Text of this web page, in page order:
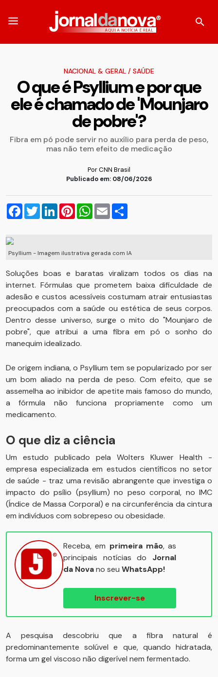
NACIONAL & GERAL / SAÚDE
O que é Psyllium e por que
ele é chamado de 'Mounjaro
de pobre'?
Fibra em pó pode servir no auxílio para perda de peso,
mas não tem efeito de medicação
Por CNN Brasil
Publicado em: 08/06/2026
Facebook
TwitterLinkedInPinterestWhatsApp
Email
Psyllium - Imagem ilustrativa gerada com IA
Soluções boas e baratas viralizam todos os dias na
internet. Fórmulas que prometem baixa dificuldade de
adesão e custos acessíveis costumam atrair entusiastas
preocupados com a saúde ou estética de seus corpos.
Dentro desse universo, surge o mito do "Mounjaro de
pobre", que atribui a uma fibra em pó o sonho do
manequim idealizado.
De origem indiana, o Psyllium tem se popularizado por ser
um bom aliado na perda de peso. Com efeito, que se
assemelha ao inibidor de apetite mais famoso do mundo,
a fórmula não funciona propriamente como um
medicamento.
O que diz a ciência
Um estudo publicado pela Wolters Kluwer Health -
empresa especializada em estudos científicos no setor
de saúde - traz uma revisão abrangente que investiga o
impacto do psílio (psyllium) no peso corporal, no IMC
(Índice de Massa Corporal) e na circunferência da cintura
em indivíduos com sobrepeso ou obesidade.
Receba, em primeira mão, as
principais notícias do Jornal
da Novano seu WhatsApp!
Inscrever-se
A pesquisa descobriu que a fibra natural é
predominantemente solúvel e que, quando hidratada,
forma um gel viscoso não digerível nem fermentado.